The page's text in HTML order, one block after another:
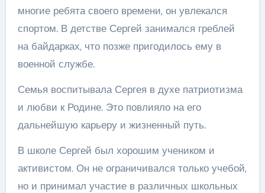
многие ребята своего времени, он увлекался
спортом. В детстве Сергей занимался греблей
на байдарках, что позже пригодилось ему в
военной службе.
Семья воспитывала Сергея в духе патриотизма
и любви к Родине. Это повлияло на его
дальнейшую карьеру и жизненный путь.
В школе Сергей был хорошим учеником и
активистом. Он не ограничивался только учебой,
но и принимал участие в различных школьных